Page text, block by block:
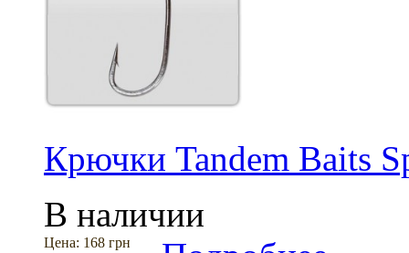
Крючки Tandem Baits
В наличии
Цена: 168 грн